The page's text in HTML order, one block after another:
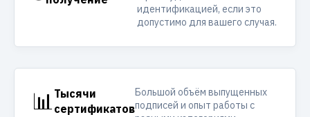
идентификацией, если это
допустимо для вашего случая.
📊 Тысячи
сертификатов
Большой объём выпущенных
подписей и опыт работы с